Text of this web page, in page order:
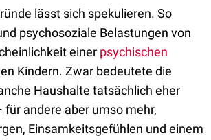
lässt sich spekulieren. So
psychosoziale Belastungen von
einer psychischen
Kindern. Zwar bedeutete die
Haushalte tatsächlich eher
andere aber umso mehr,
Einsamkeitsgefühlen und einem